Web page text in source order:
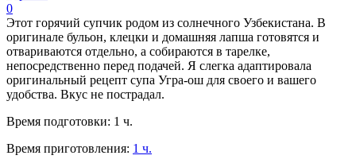
0
Этот горячий супчик родом из солнечного Узбекистана. В
оригинале бульон, клецки и домашняя лапша готовятся и
отвариваются отдельно, а собираются в тарелке,
непосредственно перед подачей. Я слегка адаптировала
оригинальный рецепт супа Угра-ош для своего и вашего
удобства. Вкус не пострадал.
Время подготовки: 1 ч.
Время приготовления: 1 ч.